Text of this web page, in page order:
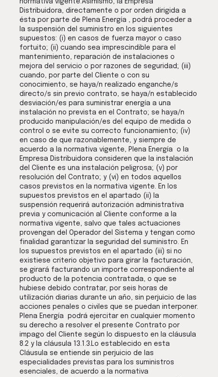
normativa vigente.Asimismo, la Empresa
Distribuidora, directamente o por orden dirigida a
ésta por parte de Plena Energía , podrá proceder a
la suspensión del suministro en los siguientes
supuestos: (i) en casos de fuerza mayor o caso
fortuito; (ii) cuando sea imprescindible para el
mantenimiento, reparación de instalaciones o
mejora del servicio o por razones de seguridad; (iii)
cuando, por parte del Cliente o con su
conocimiento, se haya/n realizado enganche/s
directo/s sin previo contrato, se haya/n establecido
desviación/es para suministrar energía a una
instalación no prevista en el Contrato; se haya/n
producido manipulación/es del equipo de medida o
control o se evite su correcto funcionamiento; (iv)
en caso de que razonablemente, y siempre de
acuerdo a la normativa vigente, Plena Energía o la
Empresa Distribuidora consideren que la instalación
del Cliente es una instalación peligrosa; (v) por
resolución del Contrato; y (vi) en todos aquellos
casos previstos en la normativa vigente. En los
supuestos previstos en el apartado (ii) la
suspensión requerirá autorización administrativa
previa y comunicación al Cliente conforme a la
normativa vigente, salvo que tales actuaciones
provengan del Operador del Sistema y tengan como
finalidad garantizar la seguridad del suministro. En
los supuestos previstos en el apartado (iii) si no
existiese criterio objetivo para girar la facturación,
se girará facturando un importe correspondiente al
producto de la potencia contratada, o que se
hubiese debido contratar, por seis horas de
utilización diarias durante un año, sin perjuicio de las
acciones penales o civiles que se puedan interponer.
Plena Energía podrá ejercitar en cualquier momento
su derecho a resolver el presente Contrato por
impago del Cliente según lo dispuesto en la cláusula
8.2 y la cláusula 13.1.3.Lo establecido en esta
Cláusula se entiende sin perjuicio de las
especialidades previstas para los suministros
esenciales, de acuerdo a la normativa